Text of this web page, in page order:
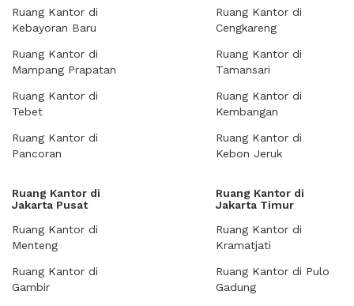
Ruang Kantor di
Kebayoran Baru
Ruang Kantor di
Mampang Prapatan
Ruang Kantor di
Tebet
Ruang Kantor di
Pancoran
Ruang Kantor di
Cengkareng
Ruang Kantor di
Tamansari
Ruang Kantor di
Kembangan
Ruang Kantor di
Kebon Jeruk
Ruang Kantor di
Jakarta Pusat
Ruang Kantor di
Menteng
Ruang Kantor di
Gambir
Ruang Kantor di
Jakarta Timur
Ruang Kantor di
Kramatjati
Ruang Kantor di Pulo
Gadung